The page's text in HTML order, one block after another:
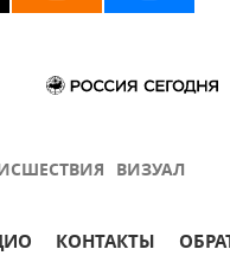
ВИЗУАЛ
КОНТАКТЫ